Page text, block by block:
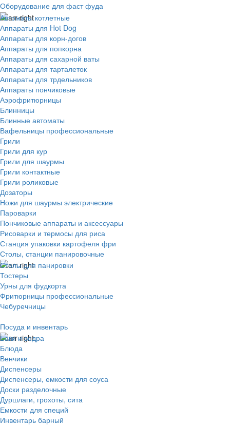
Оборудование для фаст фуда
Автоматы котлетные
Аппараты для Hot Dog
Аппараты для корн-догов
Аппараты для попкорна
Аппараты для сахарной ваты
Аппараты для тарталеток
Аппараты для трдельников
Аппараты пончиковые
Аэрофритюрницы
Блинницы
Блинные автоматы
Вафельницы профессиональные
Грили
Грили для кур
Грили для шаурмы
Грили контактные
Грили роликовые
Дозаторы
Ножи для шаурмы электрические
Пароварки
Пончиковые аппараты и аксессуары
Рисоварки и термосы для риса
Станция упаковки картофеля фри
Столы, станции панировочные
Столы для панировки
Тостеры
Урны для фудкорта
Фритюрницы профессиональные
Чебуречницы
Посуда и инвентарь
Баки и ведра
Блюда
Венчики
Диспенсеры
Диспенсеры, емкости для соуса
Доски разделочные
Дуршлаги, грохоты, сита
Емкости для специй
Инвентарь барный